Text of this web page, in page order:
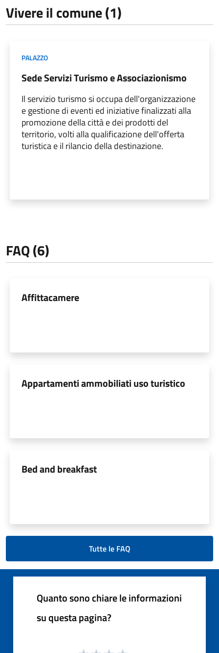
Vivere il comune (1)
PALAZZO
Sede Servizi Turismo e Associazionismo
Il servizio turismo si occupa dell'organizzazione
e gestione di eventi ed iniziative finalizzati alla
promozione della città e dei prodotti del
territorio, volti alla qualificazione dell'offerta
turistica e il rilancio della destinazione.
FAQ (6)
Affittacamere
Appartamenti ammobiliati uso turistico
Bed and breakfast
Tutte le FAQ
Quanto sono chiare le informazioni
su questa pagina?